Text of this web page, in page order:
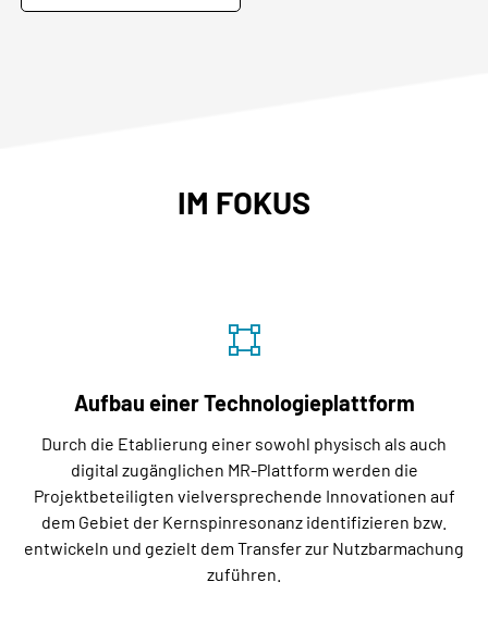
IM FOKUS
Aufbau einer Technologieplattform
Durch die Etablierung einer sowohl physisch als auch
digital zugänglichen MR-Plattform werden die
Projektbeteiligten vielversprechende Innovationen auf
dem Gebiet der Kernspinresonanz identifizieren bzw.
entwickeln und gezielt dem Transfer zur Nutzbarmachung
zuführen.